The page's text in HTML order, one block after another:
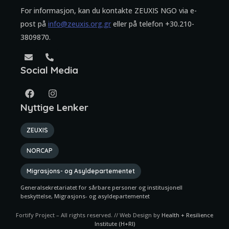
For informasjon, kan du kontakte ZEUXIS NGO via e-
post på info@zeuxis.org.gr eller på telefon +30.210-
3809870.
Social Media
Nyttige Lenker
ZEUXIS
NORCAP
Migrasjons- og Asyldepartementet
Generalsekretariatet for sårbare personer og institusjonell
beskyttelse, Migrasjons- og asyldepartementet
Fortify Project – All rights reserved. // Web Design by Health + Resilience
Institute (H+RI)